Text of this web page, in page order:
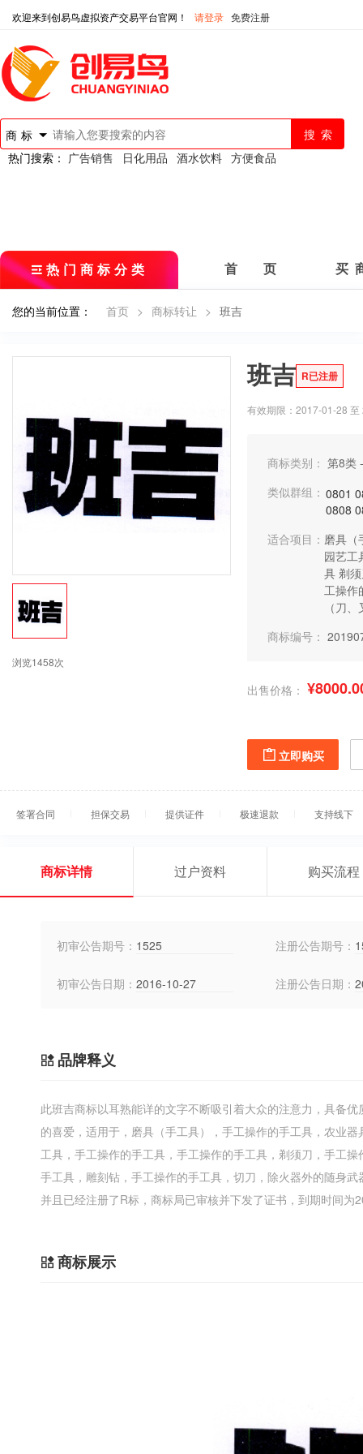
欢迎来到创易鸟虚拟资产交易平台官网！ 请登录 免费注册
商标
热门搜索： 广告销售 日化用品 酒水饮料 方便食品
热门商标分类 首 页 买
您的当前位置： 首页 > 商标转让 > 班吉
浏览1458次
班吉 R已注册
有效期限：2017-01-28
商标类别： 第8类
类似群组： 0801
0808
适合项目： 磨具（
园艺工
具 剃
工操作
（刀
商标编号：
出售价格：
立即购买
签署合同 担保交易 提供证件 极速退款 支持线下
商标详情 过户资料 购买流程
初审公告期号： 1525 注册公告期号：
初审公告日期： 2016-10-27 注册公告日期：
品牌释义
此班吉商标以耳熟能详的文字不断吸引着大众的注意力，具备
的喜爱，适用于，磨具（手工具），手工操作的手工具，农业
工具，手工操作的手工具，手工操作的手工具，剃须刀，手工
手工具，雕刻钻，手工操作的手工具，切刀，除火器外的随身
并且已经注册了R标，商标局已审核并下发了证书，到期时间
商标展示